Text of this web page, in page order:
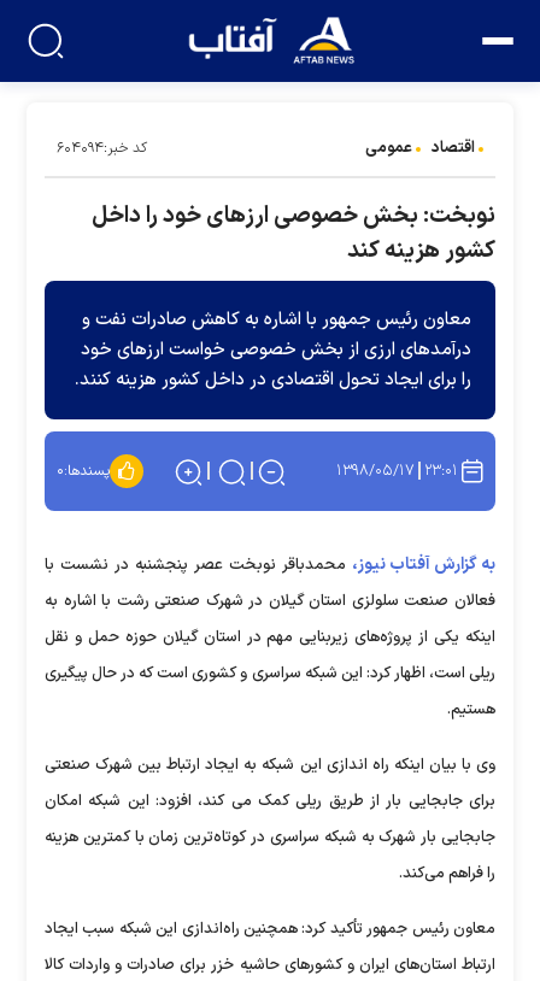
اقتصاد عمومی کد خبر:۶۰۴۰۹۴
نوبخت: بخش خصوصی ارزهای خود را داخل
کشور هزینه کند
معاون رئیس جمهور با اشاره به کاهش صادرات نفت و
درآمدهای ارزی از بخش خصوصی خواست ارزهای خود
را برای ایجاد تحول اقتصادی در داخل کشور هزینه کنند.
۲۳:۰۱ ۱۳۹۸/۰۵/۱۷ پسندها:۰
به گزارش آفتاب نیوز، محمدباقر نوبخت عصر پنجشنبه در نشست با
فعالان صنعت سلولزی استان گیلان در شهرک صنعتی رشت با اشاره به
اینکه یکی از پروژه‌های زیربنایی مهم در استان گیلان حوزه حمل و نقل
ریلی است، اظهار کرد: این شبکه سراسری و کشوری است که در حال پیگیری
هستیم.
وی با بیان اینکه راه اندازی این شبکه به ایجاد ارتباط بین شهرک صنعتی
برای جابجایی بار از طریق ریلی کمک می کند، افزود: این شبکه امکان
جابجایی بار شهرک به شبکه سراسری در کوتاه‌ترین زمان با کمترین هزینه
را فراهم می‌کند.
معاون رئیس جمهور تأکید کرد: همچنین راه‌اندازی این شبکه سبب ایجاد
ارتباط استان‌های ایران و کشورهای حاشیه خزر برای صادرات و واردات کالا